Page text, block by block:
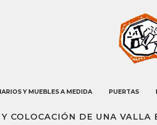
Y MUEBLES A MEDIDA PUERTAS
COLOCACIÓN DE UNA